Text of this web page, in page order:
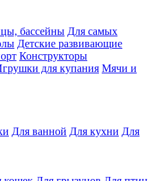
бассейны Для самых
Детские развивающие
Конструкторы
для купания Мячи и
Для ванной Для кухни Для